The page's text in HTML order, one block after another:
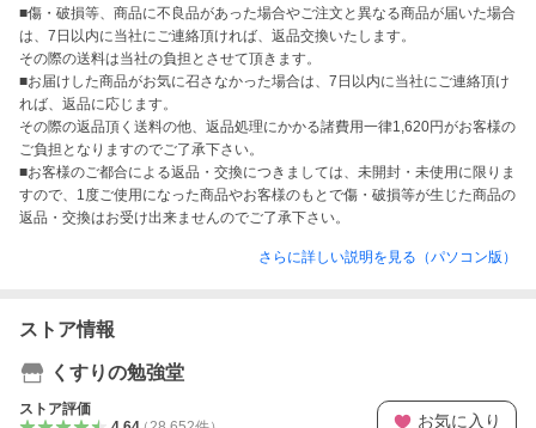
■傷・破損等、商品に不良品があった場合やご注文と異なる商品が届いた場合
は、7日以内に当社にご連絡頂ければ、返品交換いたします。
その際の送料は当社の負担とさせて頂きます。
■お届けした商品がお気に召さなかった場合は、7日以内に当社にご連絡頂け
れば、返品に応じます。
その際の返品頂く送料の他、返品処理にかかる諸費用一律1,620円がお客様の
ご負担となりますのでご了承下さい。
■お客様のご都合による返品・交換につきましては、未開封・未使用に限りま
すので、1度ご使用になった商品やお客様のもとで傷・破損等が生じた商品の
返品・交換はお受け出来ませんのでご了承下さい。
さらに詳しい説明を見る（パソコン版）
ストア情報
くすりの勉強堂
ストア評価
お気に入り